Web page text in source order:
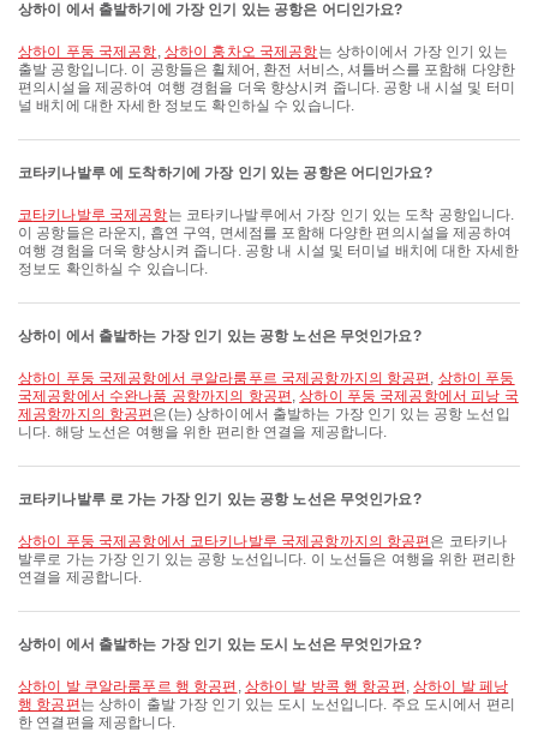
상하이 에서 출발하기에 가장 인기 있는 공항은 어디인가요?
상하이 푸둥 국제공항, 상하이 훙차오 국제공항는 상하이에서 가장 인기 있는
출발 공항입니다. 이 공항들은 휠체어, 환전 서비스, 셔틀버스를 포함해 다양한
편의시설을 제공하여 여행 경험을 더욱 향상시켜 줍니다. 공항 내 시설 및 터미
널 배치에 대한 자세한 정보도 확인하실 수 있습니다.
코타키나발루 에 도착하기에 가장 인기 있는 공항은 어디인가요?
코타키나발루 국제공항는 코타키나발루에서 가장 인기 있는 도착 공항입니다.
이 공항들은 라운지, 흡연 구역, 면세점를 포함해 다양한 편의시설을 제공하여
여행 경험을 더욱 향상시켜 줍니다. 공항 내 시설 및 터미널 배치에 대한 자세한
정보도 확인하실 수 있습니다.
상하이 에서 출발하는 가장 인기 있는 공항 노선은 무엇인가요?
상하이 푸둥 국제공항에서 쿠알라룸푸르 국제공항까지의 항공편 , 상하이 푸둥
국제공항에서 수완나품 공항까지의 항공편 ,상하이 푸둥 국제공항에서 피낭 국
제공항까지의 항공편 은(는) 상하이에서 출발하는 가장 인기 있는 공항 노선입
니다. 해당 노선은 여행을 위한 편리한 연결을 제공합니다.
코타키나발루 로 가는 가장 인기 있는 공항 노선은 무엇인가요?
상하이 푸둥 국제공항에서 코타키나발루 국제공항까지의 항공편 은 코타키나
발루로 가는 가장 인기 있는 공항 노선입니다. 이 노선들은 여행을 위한 편리한
연결을 제공합니다.
상하이 에서 출발하는 가장 인기 있는 도시 노선은 무엇인가요?
상하이 발 쿠알라룸푸르 행 항공편 , 상하이 발 방콕 행 항공편 ,상하이 발 페낭
행 항공편 는 상하이 출발 가장 인기 있는 도시 노선입니다. 주요 도시에서 편리
한 연결편을 제공합니다.